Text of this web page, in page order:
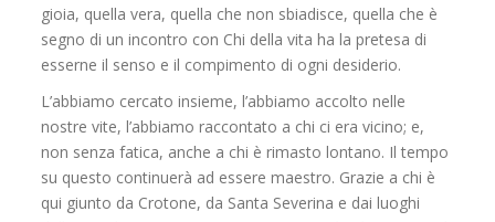
gioia, quella vera, quella che non sbiadisce, quella che è
segno di un incontro con Chi della vita ha la pretesa di
esserne il senso e il compimento di ogni desiderio.
L’abbiamo cercato insieme, l’abbiamo accolto nelle
nostre vite, l’abbiamo raccontato a chi ci era vicino; e,
non senza fatica, anche a chi è rimasto lontano. Il tempo
su questo continuerà ad essere maestro. Grazie a chi è
qui giunto da Crotone, da Santa Severina e dai luoghi